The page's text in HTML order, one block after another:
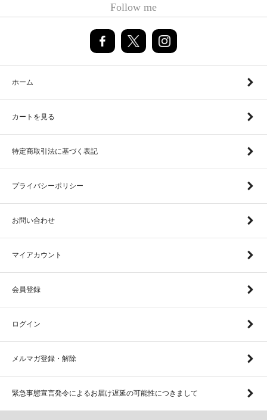
Follow me
ホーム
カートを見る
特定商取引法に基づく表記
プライバシーポリシー
お問い合わせ
マイアカウント
会員登録
ログイン
メルマガ登録・解除
緊急事態宣言発令によるお届け遅延の可能性につきまして